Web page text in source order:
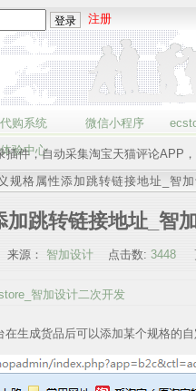
注册
代购系统 微信小程序
体验中心
件，自动采集淘宝天猫评论APP
规格属性添加跳转链接地址_智
加跳转链接地址_智
源： 智加设计点击数: 3448更
智加设计二次开发
生成货品后可以添加某个规格的